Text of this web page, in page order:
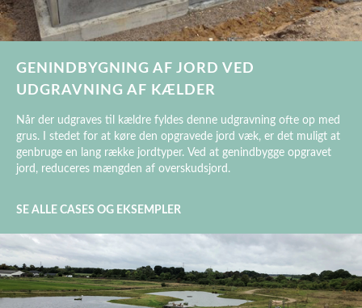
GENINDBYGNING AF JORD VED
UDGRAVNING AF KÆLDER
Når der udgraves til kældre fyldes denne udgravning ofte op med
grus. I stedet for at køre den opgravede jord væk, er det muligt at
genbruge en lang række jordtyper. Ved at genindbygge opgravet
jord, reduceres mængden af overskudsjord.
SE ALLE CASES OG EKSEMPLER